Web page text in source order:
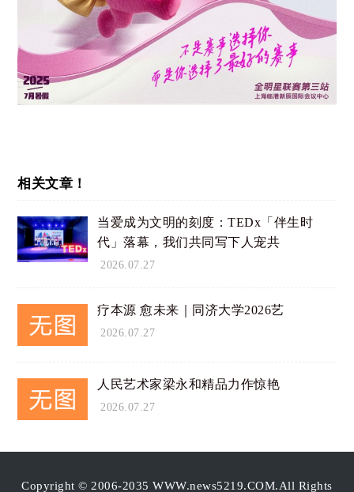
相关文章！
当爱成为文明的刻度：TEDx「伴生时
代」落幕，我们共同写下人宠共
2026.07.27
疗本源 愈未来｜同济大学2026艺
2026.07.27
人民艺术家梁永和精品力作惊艳
2026.07.27
Copyright © 2006-2035 WWW.news5219.COM.All Rights